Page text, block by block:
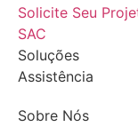
Solicite Seu
SAC
Soluções
Assistência
Sobre Nós